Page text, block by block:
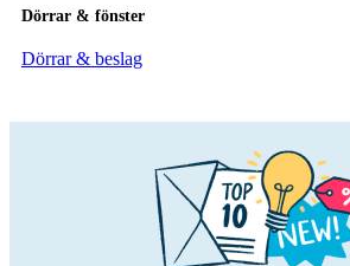
Dörrar & fönster
Dörrar & beslag